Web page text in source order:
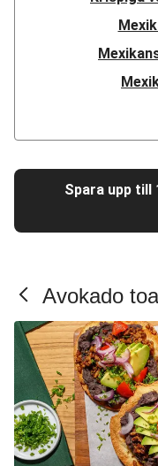
Tex-
Spara upp till
Avokado